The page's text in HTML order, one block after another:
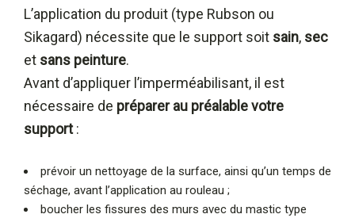
L’application du produit (type Rubson ou
Sikagard) nécessite que le support soit sain, sec
et sans peinture.
Avant d’appliquer l’imperméabilisant, il est
nécessaire de préparer au préalable votre
support:
prévoir un nettoyage de la surface, ainsi qu’un temps de
séchage, avant l’application au rouleau ;
boucher les fissures des murs avec du mastic type